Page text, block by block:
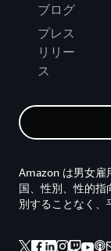
ブログ
プレス
リリー
ス
Amazon は男女雇
国、性別、性的指
別することなく、